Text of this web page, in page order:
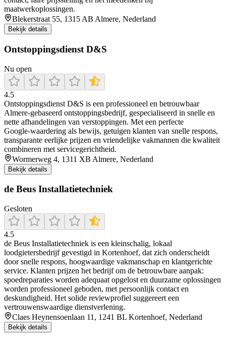
maatwerkoplossingen.
Blekerstraat 55, 1315 AB Almere, Nederland
Bekijk details
Ontstoppingsdienst D&S
Nu open
4.5
Ontstoppingsdienst D&S is een professioneel en betrouwbaar
Almere‑gebaseerd ontstoppingsbedrijf, gespecialiseerd in snelle en
nette afhandelingen van verstoppingen. Met een perfecte
Google‑waardering als bewijs, getuigen klanten van snelle respons,
transparante eerlijke prijzen en vriendelijke vakmannen die kwaliteit
combineren met servicegerichtheid.
Wormerweg 4, 1311 XB Almere, Nederland
Bekijk details
de Beus Installatietechniek
Gesloten
4.5
de Beus Installatietechniek is een kleinschalig, lokaal
loodgietersbedrijf gevestigd in Kortenhoef, dat zich onderscheidt
door snelle respons, hoogwaardige vakmanschap en klantgerichte
service. Klanten prijzen het bedrijf om de betrouwbare aanpak:
spoedreparaties worden adequaat opgelost en duurzame oplossingen
worden professioneel geboden, met persoonlijk contact en
deskundigheid. Het solide reviewprofiel suggereert een
vertrouwenswaardige dienstverlening.
Claes Heynensoenlaan 11, 1241 BL Kortenhoef, Nederland
Bekijk details